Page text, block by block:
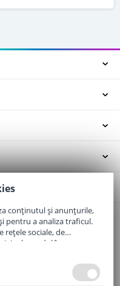
Bihor
conținutul și anunțurile,
pentru a analiza traficul.
rețele sociale, de
la modul în care
cu alte informații